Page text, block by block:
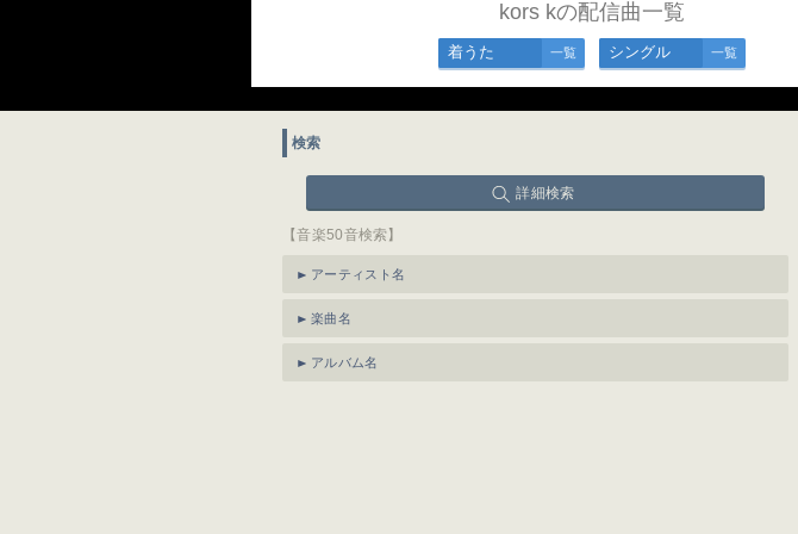
kors kの配信曲一覧
着うた 一覧 シングル 一覧
検索
詳細検索
【音楽50音検索】
アーティスト名
楽曲名
アルバム名